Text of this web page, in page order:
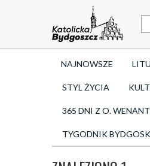
NAJNOWSZE
STYL ŻYCIA
365 DNI Z O.
TYGODNIK